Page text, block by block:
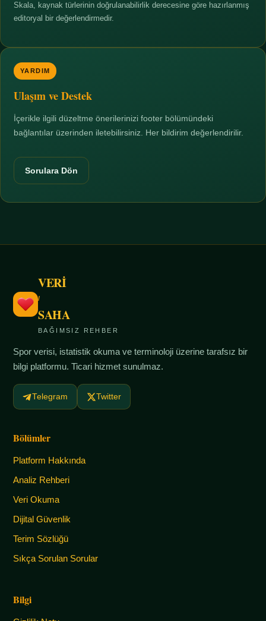
Skala, kaynak türlerinin doğrulanabilirlik derecesine göre hazırlanmış
editoryal bir değerlendirmedir.
YARDIM
Ulaşım ve Destek
İçerikle ilgili düzeltme önerilerinizi footer bölümündeki
bağlantılar üzerinden iletebilirsiniz. Her bildirim değerlendirilir.
Sorulara Dön
VERİ
/
SAHA
BAĞIMSIZ REHBER
Spor verisi, istatistik okuma ve terminoloji üzerine tarafsız bir
bilgi platformu. Ticari hizmet sunulmaz.
Telegram Twitter
Bölümler
Platform Hakkında
Analiz Rehberi
Veri Okuma
Dijital Güvenlik
Terim Sözlüğü
Sıkça Sorulan Sorular
Bilgi